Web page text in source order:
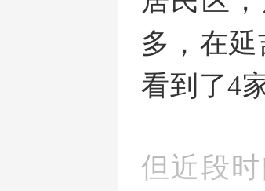
多，在
看到了4
但近段